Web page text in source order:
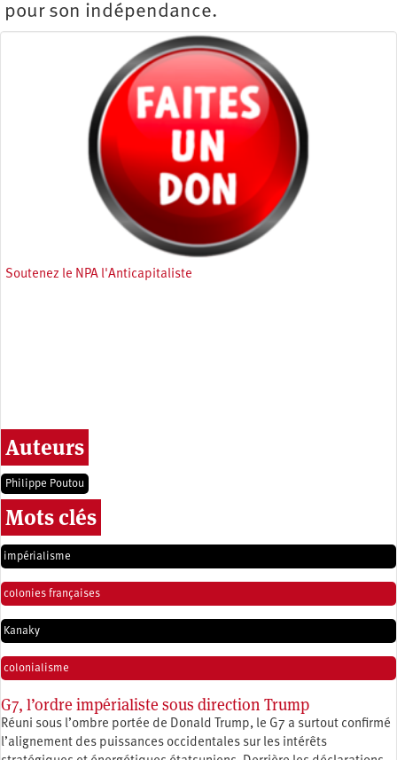
pour son indépendance.
Soutenez le NPA l'Anticapitaliste
Auteurs
Philippe Poutou
Mots clés
impérialisme
colonies françaises
Kanaky
colonialisme
G7, l’ordre impérialiste sous direction Trump
Réuni sous l’ombre portée de Donald Trump, le G7 a surtout confirmé
l’alignement des puissances occidentales sur les intérêts